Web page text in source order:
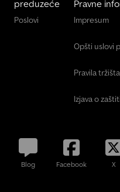
preduzeće
Poslovi
Pravne
Impresum
Opšti uslovi
Pravila tržišta
Izjava o
Blog Facebook X